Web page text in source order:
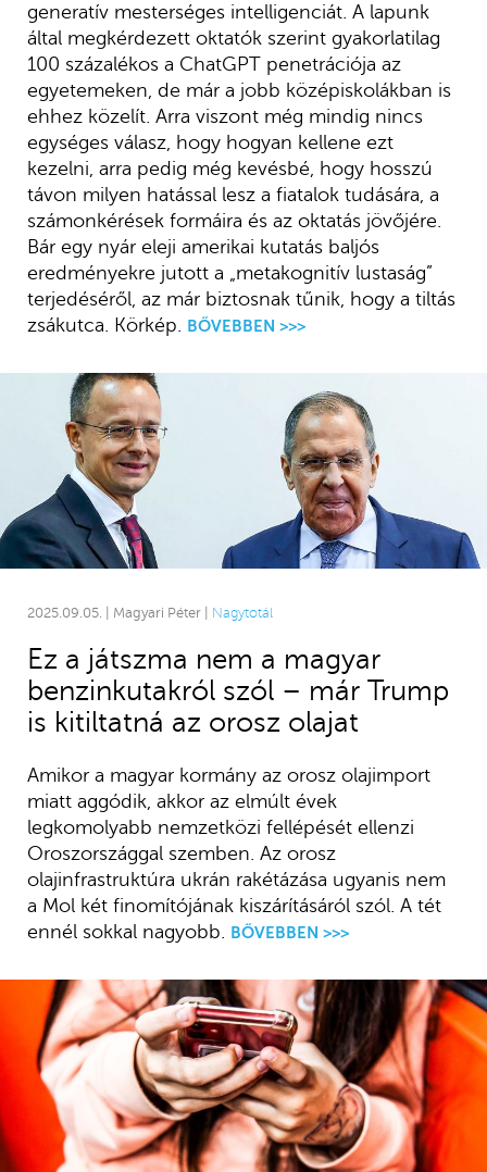
2025.09.05. | Magyari Péter | Nagytotál
Ez a játszma nem a magyar
benzinkutakról szól – már Trump
is kitiltatná az orosz olajat
Amikor a magyar kormány az orosz olajimport
miatt aggódik, akkor az elmúlt évek
legkomolyabb nemzetközi fellépését ellenzi
Oroszországgal szemben. Az orosz
olajinfrastruktúra ukrán rakétázása ugyanis nem
a Mol két finomítójának kiszárításáról szól. A tét
ennél sokkal nagyobb. BŐVEBBEN >>>
generatív mesterséges intelligenciát. A lapunk
által megkérdezett oktatók szerint gyakorlatilag
100 százalékos a ChatGPT penetrációja az
egyetemeken, de már a jobb középiskolákban is
ehhez közelít. Arra viszont még mindig nincs
egységes válasz, hogy hogyan kellene ezt
kezelni, arra pedig még kevésbé, hogy hosszú
távon milyen hatással lesz a fiatalok tudására, a
számonkérések formáira és az oktatás jövőjére.
Bár egy nyár eleji amerikai kutatás baljós
eredményekre jutott a „metakognitív lustaság”
terjedéséről, az már biztosnak tűnik, hogy a tiltás
zsákutca. Körkép. BŐVEBBEN >>>